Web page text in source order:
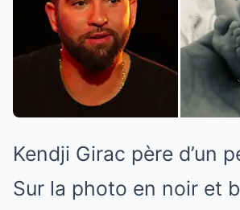
Kendji Girac père d’un
Sur la photo en noir et